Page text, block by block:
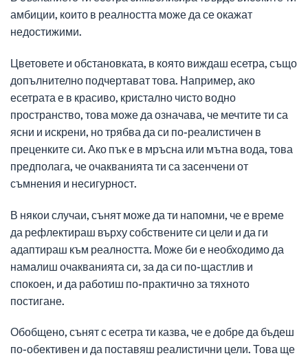
амбиции, които в реалността може да се окажат
недостижими.
Цветовете и обстановката, в която виждаш есетра, също
допълнително подчертават това. Например, ако
есетрата е в красиво, кристално чисто водно
пространство, това може да означава, че мечтите ти са
ясни и искрени, но трябва да си по-реалистичен в
преценките си. Ако пък е в мръсна или мътна вода, това
предполага, че очакванията ти са засенчени от
съмнения и несигурност.
В някои случаи, сънят може да ти напомни, че е време
да рефлектираш върху собствените си цели и да ги
адаптираш към реалността. Може би е необходимо да
намалиш очакванията си, за да си по-щастлив и
спокоен, и да работиш по-практично за тяхното
постигане.
Обобщено, сънят с есетра ти казва, че е добре да бъдеш
по-обективен и да поставяш реалистични цели. Това ще